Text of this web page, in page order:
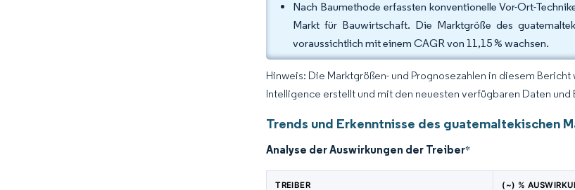
Nach Baumethode erfassten konventionelle Vor-Ort-
Markt für Bauwirtschaft. Die Marktgröße des
voraussichtlich mit einem CAGR von 11,15 % wachsen.
Hinweis: Die Marktgrößen- und Prognosezahlen in diesem
Intelligence erstellt und mit den neuesten verfügbaren Daten und
Trends und Erkenntnisse des guatemaltekischen
Analyse der Auswirkungen der Treiber*
TREIBER
(~) %